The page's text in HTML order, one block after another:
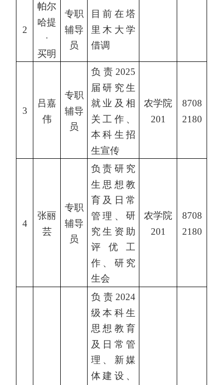
2
帕尔
哈提
·
买明
专职
辅导
员
目前在塔
里木大学
借调
3
吕嘉
伟
专职
辅导
员
负责2025
届研究生
就业及相
关工作、
本科生招
生宣传
农学院
201
8708
2180
4
张丽
芸
专职
辅导
员
负责研究
生思想教
育及日常
管理、研
究生资助
评优工
作、研究
生会
农学院
201
8708
2180
负责2024
级本科生
思想教育
及日常管
理、新媒
体建设、